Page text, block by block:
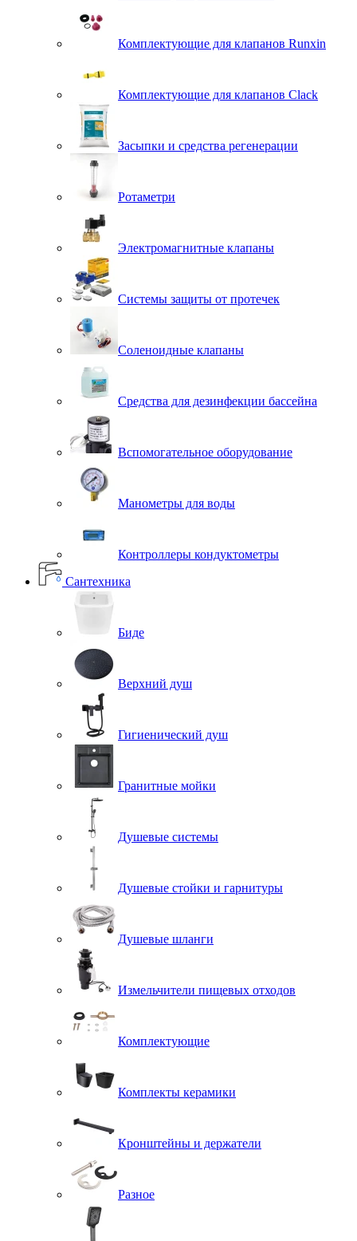
Комплектующие для клапанов Runxin
Комплектующие для клапанов Clack
Засыпки и средства регенерации
Ротаметри
Электромагнитные клапаны
Системы защиты от протечек
Соленоидные клапаны
Средства для дезинфекции бассейна
Вспомогательное оборудование
Манометры для воды
Контроллеры кондуктометры
Сантехника
Биде
Верхний душ
Гигиенический душ
Гранитные мойки
Душевые системы
Душевые стойки и гарнитуры
Душевые шланги
Измельчители пищевых отходов
Комплектующие
Комплекты керамики
Кронштейны и держатели
Разное